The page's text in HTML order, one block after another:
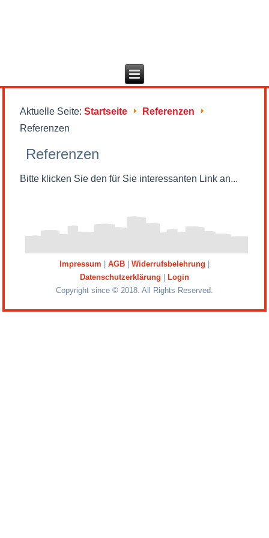
Aktuelle Seite:Startseite
Referenzen
Referenzen
Referenzen
Bitte klicken Sie den für Sie interessanten Link an...
Impressum AGB Widerrufsbelehrung
Datenschutzerklärung
Login
Copyright since © 2018. All Rights Reserved.